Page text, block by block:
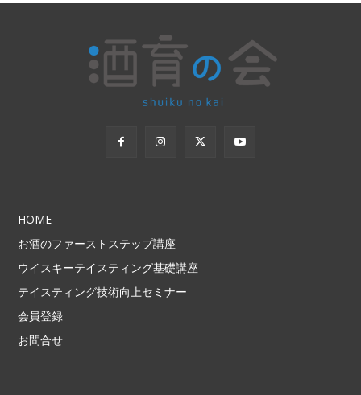
HOME
お酒のファーストステップ講座
ウイスキーテイスティング基礎講座
テイスティング技術向上セミナー
会員登録
お問合せ